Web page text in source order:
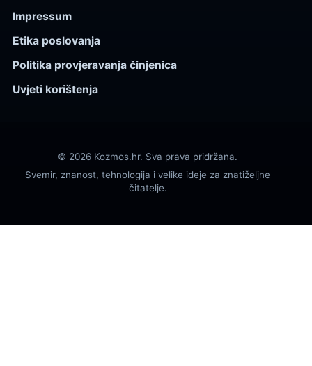
Impressum
Etika poslovanja
Politika provjeravanja činjenica
Uvjeti korištenja
© 2026 Kozmos.hr. Sva prava pridržana.
Svemir, znanost, tehnologija i velike ideje za znatiželjne
čitatelje.